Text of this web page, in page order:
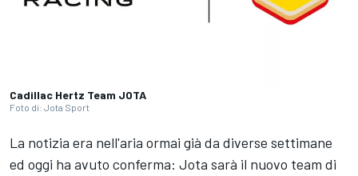
Cadillac Hertz Team JOTA
Foto di: Jota Sport
La notizia era nell'aria ormai già da diverse settimane
ed oggi ha avuto conferma: Jota sarà il nuovo team di